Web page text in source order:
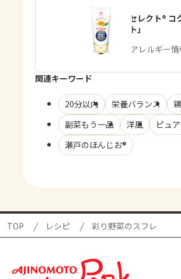
「ピュアセレクト® コ
リーカット」
商品・アレルギー情
関連キーワード
20分以内 栄養バランス
副菜もう一品
洋風
ピュ
瀬戸のほんじお®
TOP レシピ 彩り野菜のスフレ